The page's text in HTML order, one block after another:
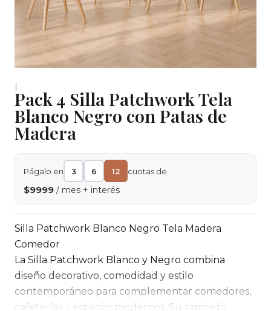
|
Pack 4 Silla Patchwork Tela
Blanco Negro con Patas de
Madera
Págalo en 3 6 12 cuotas de
$9999 / mes + interés
Silla Patchwork Blanco Negro Tela Madera
Comedor
La Silla Patchwork Blanco y Negro combina
diseño decorativo, comodidad y estilo
contemporáneo para complementar comedores,
cafeterías y espacios modernos. Su tapizado